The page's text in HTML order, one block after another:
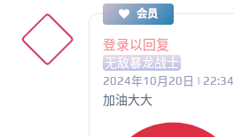
会员
登录以回复
无敌暴龙战士
2024年10月20日 | 22:34
加油大大